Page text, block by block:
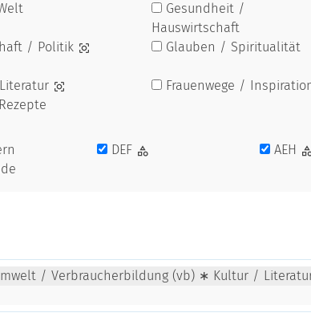
Gesundheit /
Hauswirtschaft
/ Politik Glauben / Spiritualität
Frauenwege /
DEF AEH
/ Verbraucherbildung (vb) ∗ Kultur /